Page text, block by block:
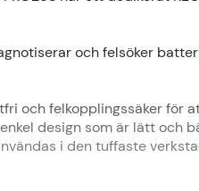
och felsöker
och felkopplingssäker för
design som är lätt och
i den tuffaste